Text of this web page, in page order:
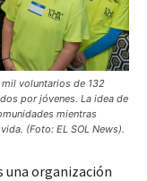
voluntarios de 132
por jóvenes. La idea de
mientras
(Foto: EL SOL News).
una organización